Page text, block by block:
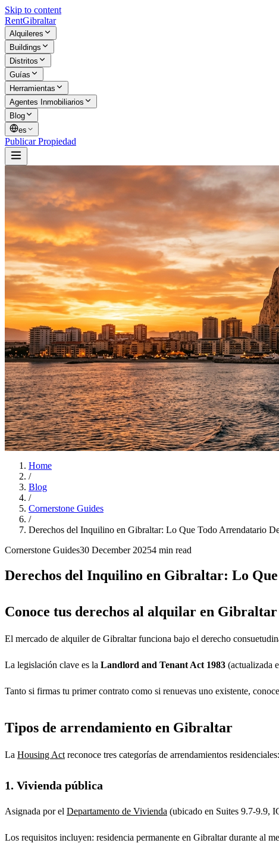
Skip to content
RentGibraltar
Alquileres
Buildings
Distritos
Guías
Herramientas
Agentes Inmobiliarios
Blog
es
Publicar Propiedad
Home
/
Blog
/
Cornerstone Guides
/
Derechos del Inquilino en Gibraltar: Lo Que Todo Arrendatario
Cornerstone Guides30 December 20254 min read
Derechos del Inquilino en Gibraltar: Lo
Conoce tus derechos al alquilar en Gibraltar
El mercado de alquiler de Gibraltar funciona bajo el derecho
La legislación clave es la Landlord and Tenant Act 1983 (actualizada
Tanto si firmas tu primer contrato como si renuevas uno existente,
Tipos de arrendamiento en Gibraltar
La Housing Act reconoce tres categorías de arrendamientos residenciales:
1. Vivienda pública
Asignada por el Departamento de Vivienda (ubicado en Suites 9.7-9.9,
Los requisitos incluyen: residencia permanente en Gibraltar durante al